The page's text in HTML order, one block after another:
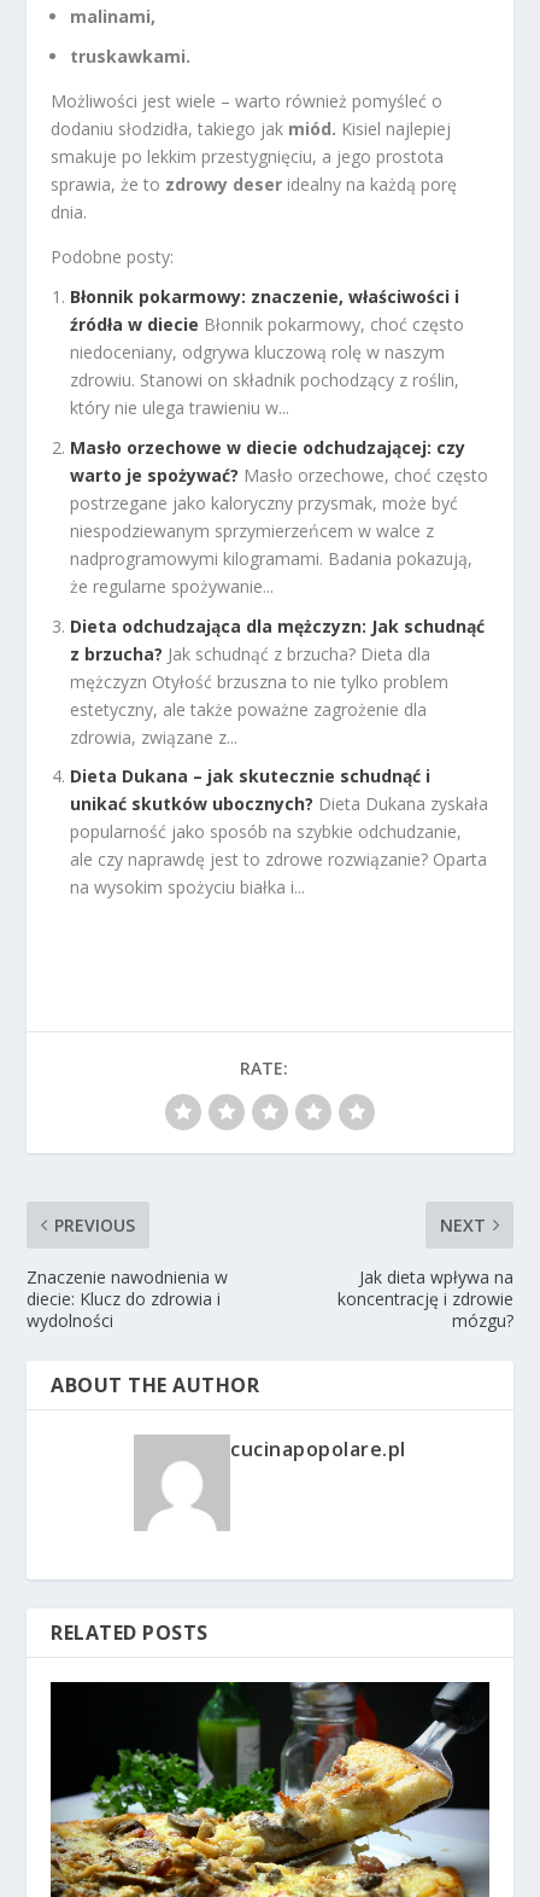
malinami,
truskawkami.
Możliwości jest wiele – warto również pomyśleć o
dodaniu słodzidła, takiego jak miód. Kisiel najlepiej
smakuje po lekkim przestygnięciu, a jego prostota
sprawia, że to zdrowy deser idealny na każdą porę
dnia.
Podobne posty:
Błonnik pokarmowy: znaczenie, właściwości i
źródła w diecie Błonnik pokarmowy, choć często
niedoceniany, odgrywa kluczową rolę w naszym
zdrowiu. Stanowi on składnik pochodzący z roślin,
który nie ulega trawieniu w...
Masło orzechowe w diecie odchudzającej: czy
warto je spożywać? Masło orzechowe, choć często
postrzegane jako kaloryczny przysmak, może być
niespodziewanym sprzymierzeńcem w walce z
nadprogramowymi kilogramami. Badania pokazują,
że regularne spożywanie...
Dieta odchudzająca dla mężczyzn: Jak schudnąć
z brzucha? Jak schudnąć z brzucha? Dieta dla
mężczyzn Otyłość brzuszna to nie tylko problem
estetyczny, ale także poważne zagrożenie dla
zdrowia, związane z...
Dieta Dukana – jak skutecznie schudnąć i
unikać skutków ubocznych? Dieta Dukana zyskała
popularność jako sposób na szybkie odchudzanie,
ale czy naprawdę jest to zdrowe rozwiązanie? Oparta
na wysokim spożyciu białka i...
RATE:
PREVIOUS
Znaczenie nawodnienia w
diecie: Klucz do zdrowia i
wydolności
NEXT
Jak dieta wpływa na
koncentrację i zdrowie
mózgu?
ABOUT THE AUTHOR
cucinapopolare.pl
RELATED POSTS